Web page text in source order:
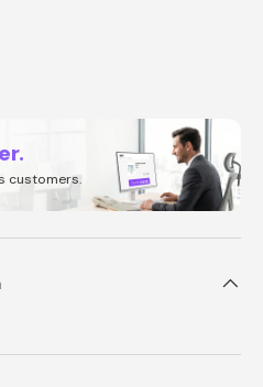
customers.